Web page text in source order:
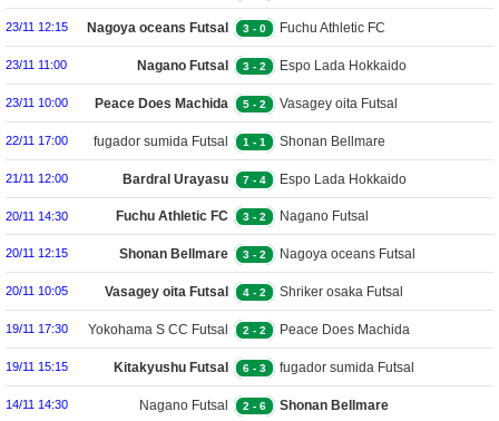
Futsal
23/11 12:15 Nagoya oceans Futsal 3 - 0 Fuchu Athletic FC
Futsal
23/11 11:00 Nagano Futsal 3 - 2 Espo Lada Hokkaido
Futsal
23/11 10:00 Peace Does Machida
Futsal
5 - 2 Vasagey oita Futsal
22/11 17:00 fugador sumida Futsal 1 - 1 Shonan Bellmare
Futsal
21/11 12:00 Bardral Urayasu
Futsal
7 - 4 Espo Lada Hokkaido
Futsal
20/11 14:30 Fuchu Athletic FC
Futsal
3 - 2 Nagano Futsal
20/11 12:15 Shonan Bellmare
Futsal
3 - 2 Nagoya oceans Futsal
20/11 10:05 Vasagey oita Futsal 4 - 2 Shriker osaka Futsal
19/11 17:30 Yokohama S CC Futsal 2 - 2 Peace Does Machida
Futsal
19/11 15:15 Kitakyushu Futsal 6 - 3 fugador sumida Futsal
14/11 14:30 Nagano Futsal 2 - 6 Shonan Bellmare